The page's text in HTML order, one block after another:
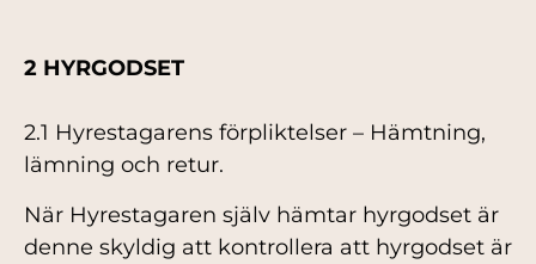
2 HYRGODSET
2.1 Hyrestagarens förpliktelser – Hämtning,
lämning och retur.
När Hyrestagaren själv hämtar hyrgodset är
denne skyldig att kontrollera att hyrgodset är